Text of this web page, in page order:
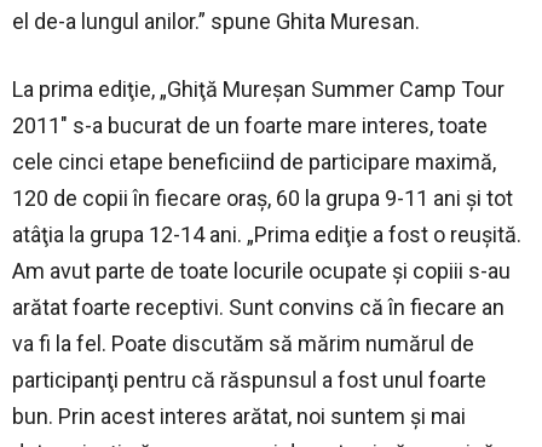
el de-a lungul anilor.” spune Ghita Muresan.
La prima ediţie, „Ghiţă Mureşan Summer Camp Tour
2011″ s-a bucurat de un foarte mare interes, toate
cele cinci etape beneficiind de participare maximă,
120 de copii în fiecare oraş, 60 la grupa 9-11 ani şi tot
atâţia la grupa 12-14 ani. „Prima ediţie a fost o reuşită.
Am avut parte de toate locurile ocupate şi copiii s-au
arătat foarte receptivi. Sunt convins că în fiecare an
va fi la fel. Poate discutăm să mărim numărul de
participanţi pentru că răspunsul a fost unul foarte
bun. Prin acest interes arătat, noi suntem şi mai